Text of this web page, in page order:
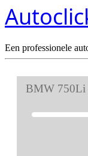
Een professionele
BMW 750Li